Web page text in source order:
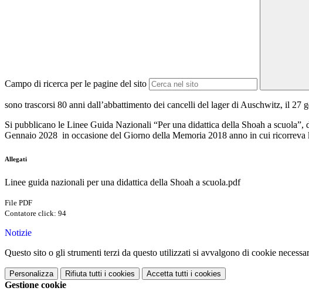
Campo di ricerca per le pagine del sito
sono trascorsi 80 anni dall’abbattimento dei cancelli del lager di Auschwitz, il
Si pubblicano le Linee Guida Nazionali “Per una didattica della Shoah a
Gennaio 2028 in occasione del Giorno della Memoria 2018 anno in cui ricorreva
Allegati
Linee guida nazionali per una didattica della Shoah a scuola.pdf
File PDF
Contatore click: 94
Notizie
Questo sito o gli strumenti terzi da questo utilizzati si avvalgono di cookie
Personalizza Rifiuta tutti i cookies Accetta tutti i cookies
Gestione cookie